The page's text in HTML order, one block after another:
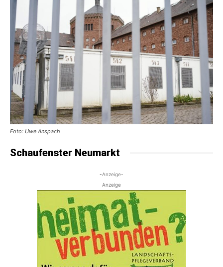
Foto: Uwe Anspach
Schaufenster Neumarkt
-Anzeige-
Anzeige